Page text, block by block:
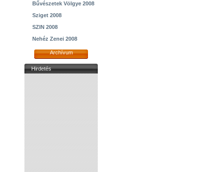
Bűvészetek Völgye 2008
Sziget 2008
SZIN 2008
Nehéz Zenei 2008
Archívum
Hirdetés